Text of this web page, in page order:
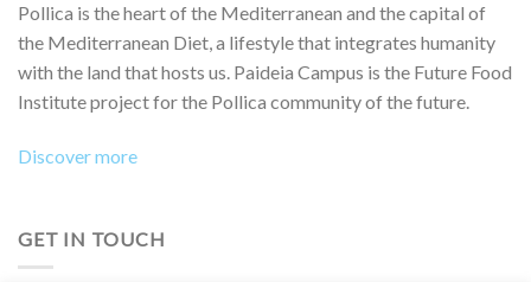
Pollica is the heart of the Mediterranean and the capital of
the Mediterranean Diet, a lifestyle that integrates humanity
with the land that hosts us. Paideia Campus is the Future Food
Institute project for the Pollica community of the future.
Discover more
GET IN TOUCH